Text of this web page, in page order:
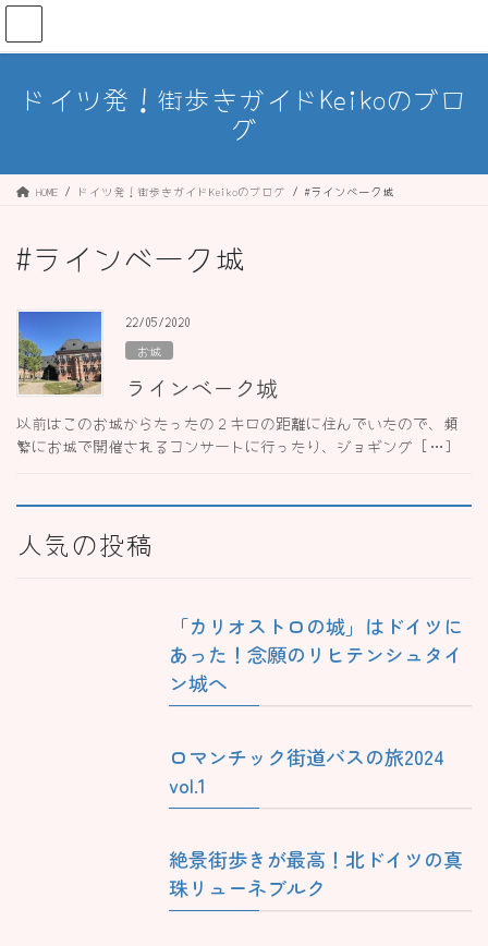
コ
テ
キ
ナ
ゲ
に
ドイツ発！街歩きガイドKeikoのブロ
グ
HOME ドイツ発！街歩きガイドKeikoのブログ #ラインベーク城
#ラインベーク城
22/05/2020
お城
ラインベーク城
以前はこのお城からたったの２キロの距離に住んでいたので、頻
繁にお城で開催されるコンサートに行ったり、ジョギング […]
人気の投稿
「カリオストロの城」はドイツに
あった！念願のリヒテンシュタイ
ン城へ
ロマンチック街道バスの旅2024
vol.1
絶景街歩きが最高！北ドイツの真
珠リューネブルク